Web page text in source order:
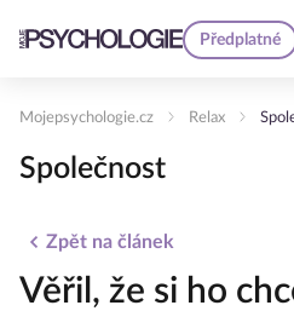
Předplatné
Mojepsychologie.cz Relax
Společnost
Zpět na článek
Věřil, že si ho